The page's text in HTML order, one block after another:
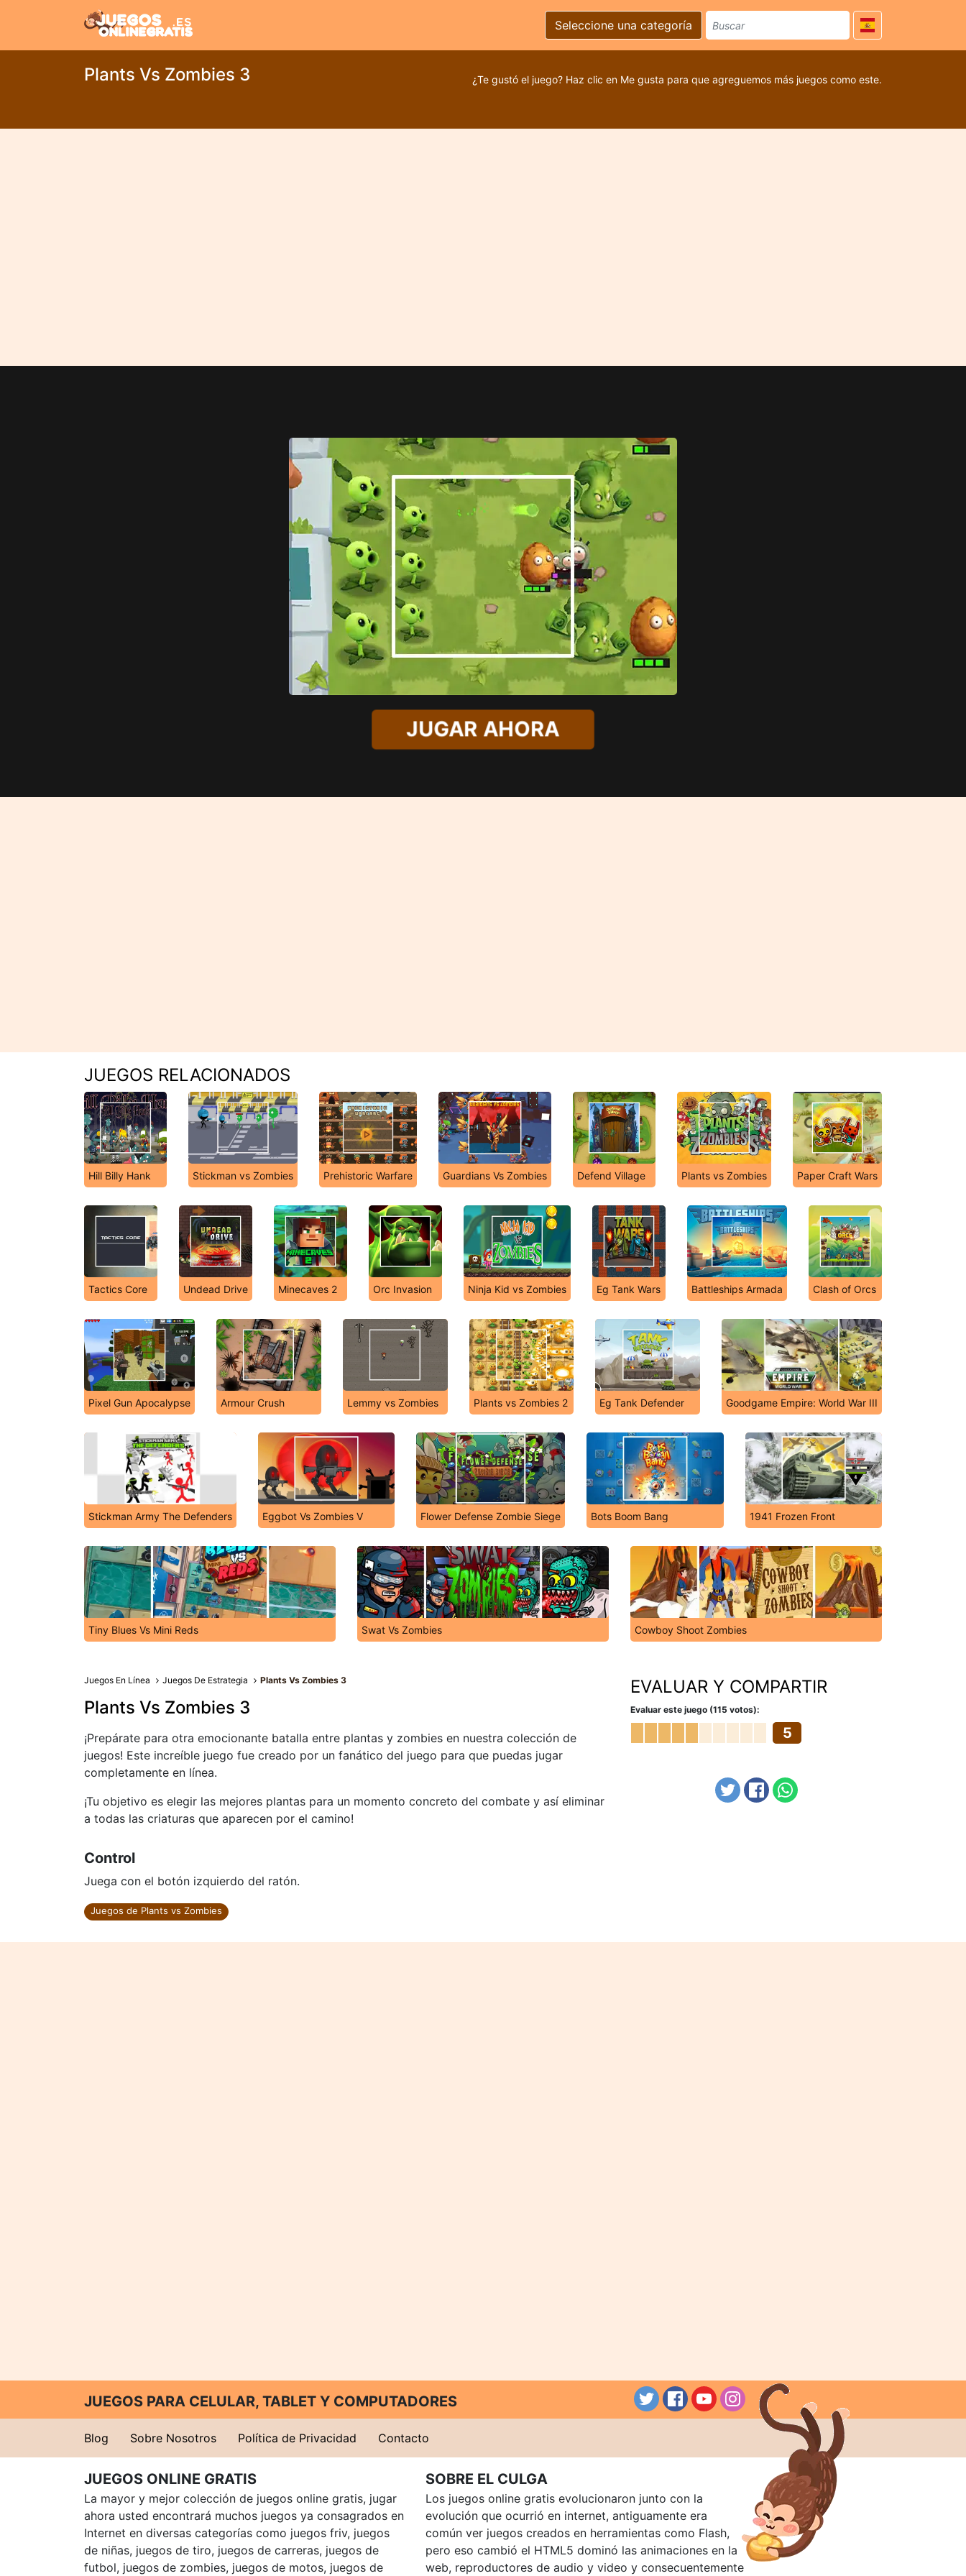
Seleccione una categoría
Plants Vs Zombies 3 ¿Te gustó el juego? Haz clic en Me gusta para que agreguemos más juegos como este.
JUGAR AHORA
JUEGOS RELACIONADOS
Hill Billy Hank Stickman vs Zombies Prehistoric Warfare Guardians Vs Zombies Defend Village Plants vs Zombies Paper Craft Wars
Tactics Core Undead Drive Minecaves 2 Orc Invasion Ninja Kid vs Zombies Eg Tank Wars Battleships Armada Clash of Orcs
Pixel Gun Apocalypse Armour Crush Lemmy vs Zombies Plants vs Zombies 2 Eg Tank Defender Goodgame Empire: World War III
Stickman Army The Defenders Eggbot Vs Zombies V Flower Defense Zombie Siege Bots Boom Bang 1941 Frozen Front
Tiny Blues Vs Mini Reds Swat Vs Zombies Cowboy Shoot Zombies
Juegos En Línea Juegos De Estrategia Plants Vs Zombies 3
Plants Vs Zombies 3
¡Prepárate para otra emocionante batalla entre plantas y zombies en nuestra colección de
juegos! Este increíble juego fue creado por un fanático del juego para que puedas jugar
completamente en línea.
¡Tu objetivo es elegir las mejores plantas para un momento concreto del combate y así eliminar
a todas las criaturas que aparecen por el camino!
Control
Juega con el botón izquierdo del ratón.
Juegos de Plants vs Zombies
EVALUAR Y COMPARTIR
Evaluar este juego (115 votos):
5
JUEGOS PARA CELULAR, TABLET Y COMPUTADORES
Blog Sobre Nosotros Política de Privacidad Contacto
JUEGOS ONLINE GRATIS
La mayor y mejor colección de juegos online gratis, jugar
ahora usted encontrará muchos juegos ya consagrados en
Internet en diversas categorías como juegos friv, juegos
de niñas, juegos de tiro, juegos de carreras, juegos de
futbol, juegos de zombies, juegos de motos, juegos de
SOBRE EL CULGA
Los juegos online gratis evolucionaron junto con la
evolución que ocurrió en internet, antiguamente era
común ver juegos creados en herramientas como Flash,
pero eso cambió el HTML5 dominó las animaciones en la
web, reproductores de audio y video y consecuentemente